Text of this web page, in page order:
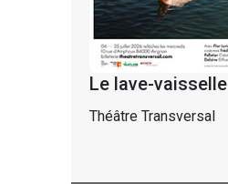
Le lave-vaisselle
Théâtre Transversal